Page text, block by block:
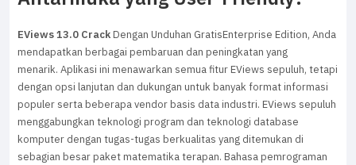
EViews 13.0 CrackDengan Unduhan GratisEnterprise Edition, Anda
mendapatkan berbagai pembaruan dan peningkatan yang
menarik. Aplikasi ini menawarkan semua fitur EViews sepuluh, tetapi
dengan opsi lanjutan dan dukungan untuk banyak format informasi
populer serta beberapa vendor basis data industri. EViews sepuluh
menggabungkan teknologi program dan teknologi database
komputer dengan tugas-tugas berkualitas yang ditemukan di
sebagian besar paket matematika terapan. Bahasa pemrograman